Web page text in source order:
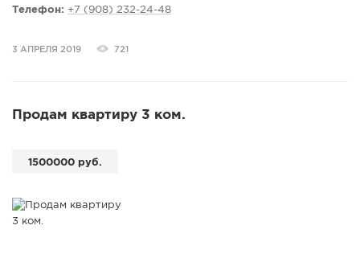
Телефон: +7 (908) 232-24-48
3 АПРЕЛЯ 2019 721
Продам квартиру 3 ком.
1500000 руб.